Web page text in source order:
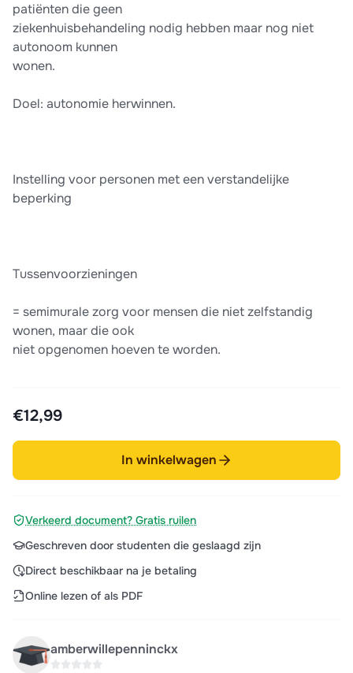
patiënten die geen
ziekenhuisbehandeling nodig hebben maar nog niet
autonoom kunnen
wonen.
Doel: autonomie herwinnen.
Instelling voor personen met een verstandelijke
beperking
Tussenvoorzieningen
= semimurale zorg voor mensen die niet zelfstandig
wonen, maar die ook
niet opgenomen hoeven te worden.
€12,99
In winkelwagen
Verkeerd document? Gratis ruilen
Geschreven door studenten die geslaagd zijn
Direct beschikbaar na je betaling
Online lezen of als PDF
amberwillepenninckx